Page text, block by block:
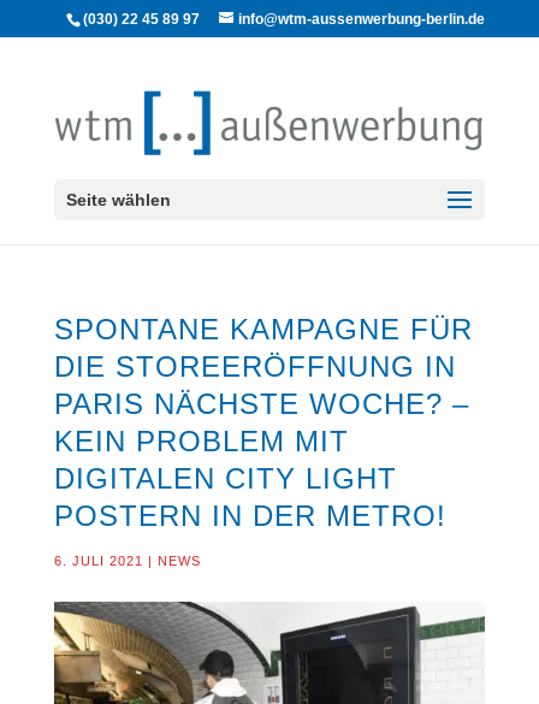
(030) 22 45 89 97 info@wtm-aussenwerbung-berlin.de
Seite wählen
SPONTANE KAMPAGNE FÜR
DIE STOREERÖFFNUNG IN
PARIS NÄCHSTE WOCHE? –
KEIN PROBLEM MIT
DIGITALEN CITY LIGHT
POSTERN IN DER METRO!
6. JULI 2021 | NEWS